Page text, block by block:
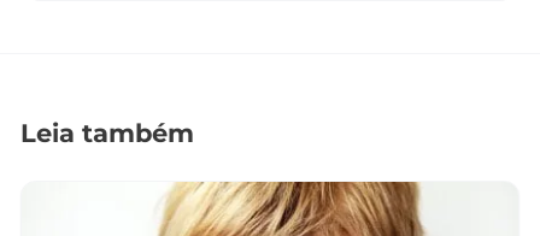
Leia também